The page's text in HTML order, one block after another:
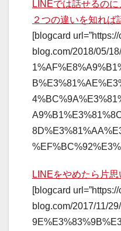
LINEでは話せるのに
２つの違いを知れば
[blogcard
blog.com/2018/05/
LINEをやめたら片
[blogcard
blog.com/2017/11/